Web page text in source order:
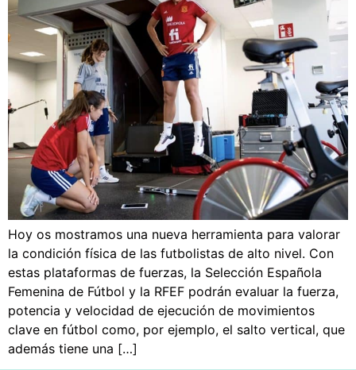
Hoy os mostramos una nueva herramienta para valorar
la condición física de las futbolistas de alto nivel. Con
estas plataformas de fuerzas, la Selección Española
Femenina de Fútbol y la RFEF podrán evaluar la fuerza,
potencia y velocidad de ejecución de movimientos
clave en fútbol como, por ejemplo, el salto vertical, que
además tiene una […]